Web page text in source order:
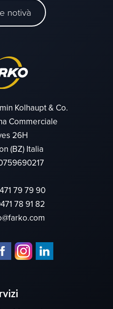
notivà
Kolhaupt & Co.
Commerciale
26H
(BZ) Italia
79 79 90
78 91 82